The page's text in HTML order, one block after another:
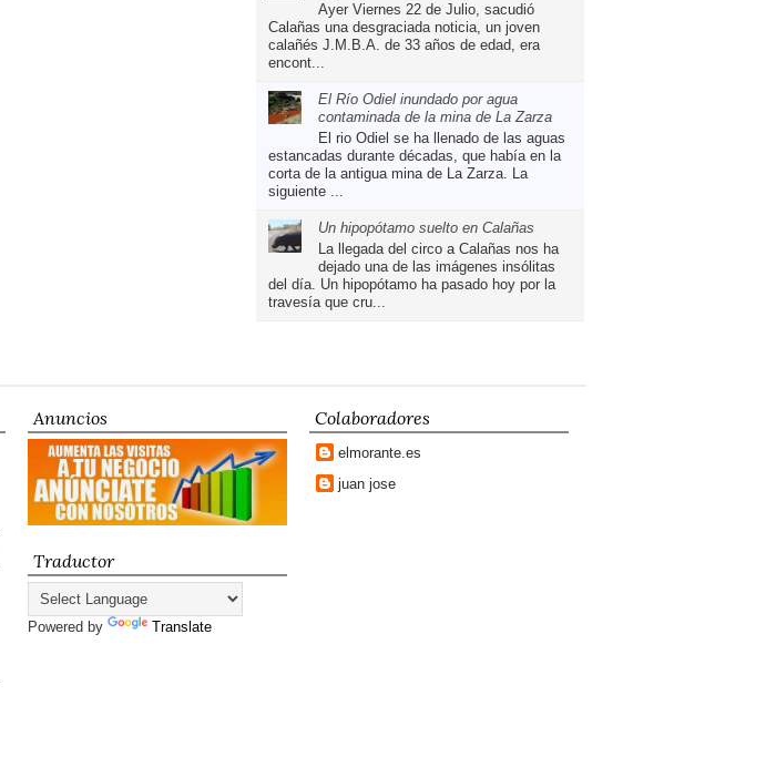
Ayer Viernes 22 de Julio, sacudió
Calañas una desgraciada noticia, un joven
calañés J.M.B.A. de 33 años de edad, era
encont...
El Río Odiel inundado por agua
contaminada de la mina de La Zarza
El rio Odiel se ha llenado de las aguas
estancadas durante décadas, que había en la
corta de la antigua mina de La Zarza. La
siguiente ...
Un hipopótamo suelto en Calañas
La llegada del circo a Calañas nos ha
dejado una de las imágenes insólitas
del día. Un hipopótamo ha pasado hoy por la
travesía que cru...
Anuncios
Traductor
Powered by Translate
Colaboradores
elmorante.es
juan jose